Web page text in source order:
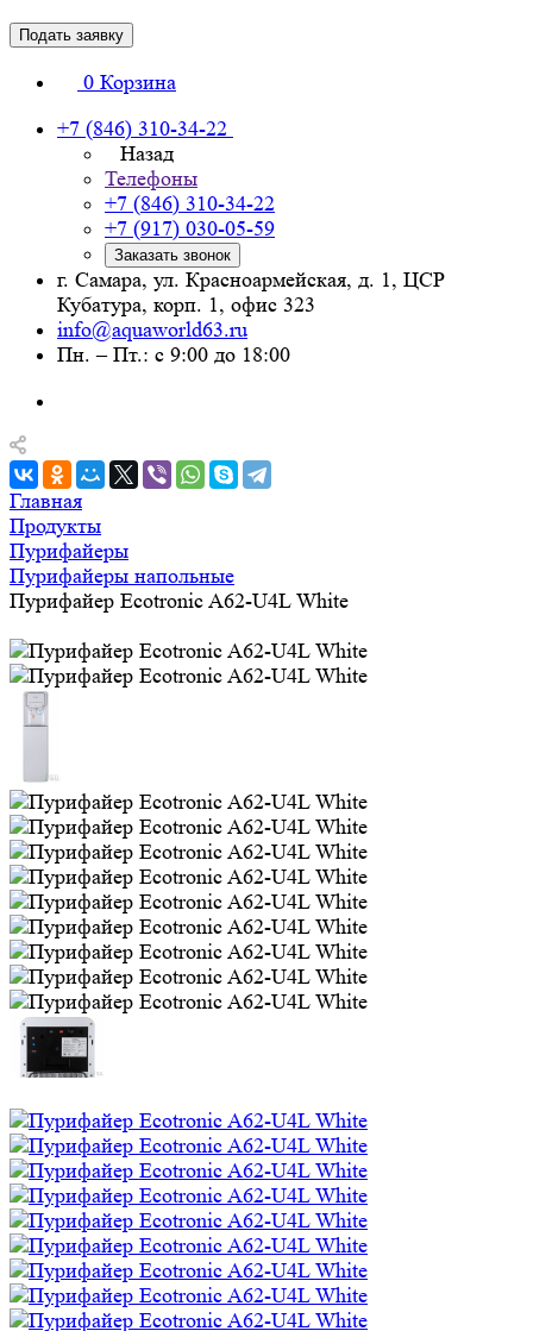
Подать заявку
0 Корзина
+7 (846) 310-34-22
Назад
Телефоны
+7 (846) 310-34-22
+7 (917) 030-05-59
Заказать звонок
г. Самара, ул. Красноармейская, д. 1, ЦСР
Кубатура, корп. 1, офис 323
info@aquaworld63.ru
Пн. – Пт.: с 9:00 до 18:00
Главная
Продукты
Пурифайеры
Пурифайеры напольные
Пурифайер Ecotronic A62-U4L White